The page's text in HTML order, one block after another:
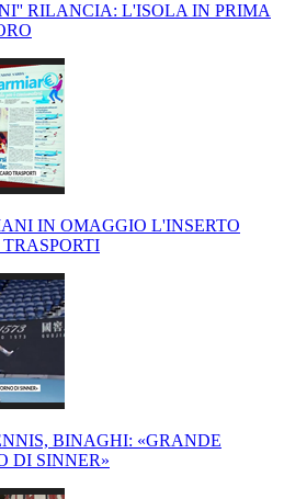
RILANCIA: L'ISOLA IN PRIMA
IN OMAGGIO L'INSERTO
BINAGHI: «GRANDE
DI SINNER»